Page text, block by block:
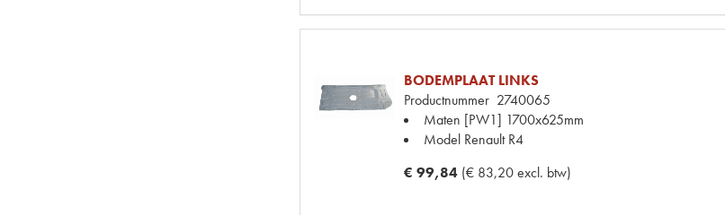
BODEMPLAAT LINKS
Productnummer 2740065
Maten [PW1] 1700x625mm
Model Renault R4
€ 99,84 (€ 83,20 excl. btw)